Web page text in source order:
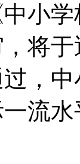
小
将
，
流